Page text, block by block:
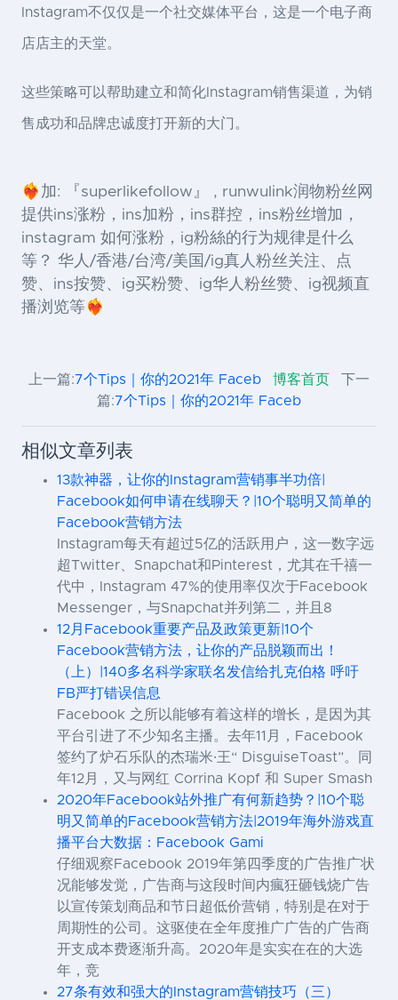
Instagram不仅仅是一个社交媒体平台，这是一个电子商
店店主的天堂。
这些策略可以帮助建立和简化Instagram销售渠道，为销
售成功和品牌忠诚度打开新的大门。
❤️‍🔥加: 『superlikefollow』 , runwulink润物粉丝网
提供ins涨粉，ins加粉，ins群控，ins粉丝增加，
instagram 如何涨粉，ig粉絲的行为规律是什么
等？ 华人/香港/台湾/美国/ig真人粉丝关注、点
赞、ins按赞、ig买粉赞、ig华人粉丝赞、ig视频直
播浏览等❤️‍🔥
上一篇:7个Tips｜你的2021年 Faceb 博客首页
下一
篇:7个Tips｜你的2021年 Faceb
相似文章列表
13款神器，让你的Instagram营销事半功倍|
Facebook如何申请在线聊天？|10个聪明又简单的
Facebook营销方法
Instagram每天有超过5亿的活跃用户，这一数字远
超Twitter、Snapchat和Pinterest，尤其在千禧一
代中，Instagram 47%的使用率仅次于Facebook
Messenger，与Snapchat并列第二，并且8
12月Facebook重要产品及政策更新|10个
Facebook营销方法，让你的产品脱颖而出！
（上）|140多名科学家联名发信给扎克伯格 呼吁
FB严打错误信息
Facebook 之所以能够有着这样的增长，是因为其
平台引进了不少知名主播。去年11月，Facebook
签约了炉石乐队的杰瑞米·王“ DisguiseToast”。同
年12月，又与网红 Corrina Kopf 和 Super Smash
2020年Facebook站外推广有何新趋势？|10个聪
明又简单的Facebook营销方法|2019年海外游戏直
播平台大数据：Facebook Gami
仔细观察Facebook 2019年第四季度的广告推广状
况能够发觉，广告商与这段时间内瘋狂砸钱烧广告
以宣传策划商品和节日超低价营销，特别是在对于
周期性的公司。这驱使在全年度推广广告的广告商
开支成本费逐渐升高。2020年是实实在在的大选
年，竞
27条有效和强大的Instagram营销技巧（三）